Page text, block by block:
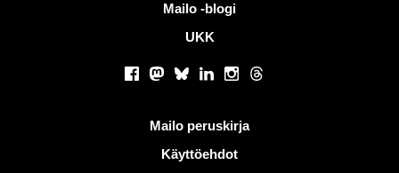
Mailo -blogi
UKK
Facebook
Mastodon
BlueskyLinkedInInstagram
Threads
Mailo peruskirja
Käyttöehdot